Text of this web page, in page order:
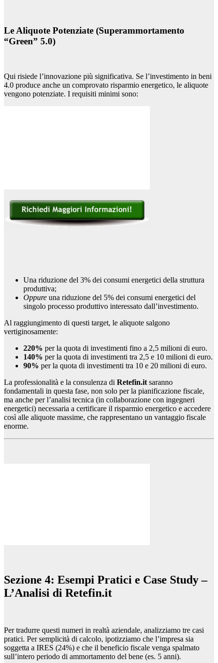
Le Aliquote Potenziate (Superammortamento
“Green” 5.0)
Qui risiede l’innovazione più significativa. Se l’investimento in beni
4.0 produce anche un comprovato risparmio energetico, le aliquote
vengono potenziate. I requisiti minimi sono:
Una riduzione del 3% dei consumi energetici della struttura
produttiva;
Oppure una riduzione del 5% dei consumi energetici del
singolo processo produttivo interessato dall’investimento.
Al raggiungimento di questi target, le aliquote salgono
vertiginosamente:
220% per la quota di investimenti fino a 2,5 milioni di euro.
140% per la quota di investimenti tra 2,5 e 10 milioni di euro.
90% per la quota di investimenti tra 10 e 20 milioni di euro.
La professionalità e la consulenza di Retefin.it saranno
fondamentali in questa fase, non solo per la pianificazione fiscale,
ma anche per l’analisi tecnica (in collaborazione con ingegneri
energetici) necessaria a certificare il risparmio energetico e accedere
così alle aliquote massime, che rappresentano un vantaggio fiscale
enorme.
Sezione 4: Esempi Pratici e Case Study –
L’Analisi di Retefin.it
Per tradurre questi numeri in realtà aziendale, analizziamo tre casi
pratici. Per semplicità di calcolo, ipotizziamo che l’impresa sia
soggetta a IRES (24%) e che il beneficio fiscale venga spalmato
sull’intero periodo di ammortamento del bene (es. 5 anni).